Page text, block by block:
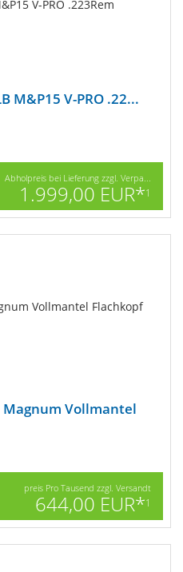
M&P15 V-PRO .22...
Abholpreis bei Lieferung zzgl. Verpa...
1.999,00 EUR*1
Vollmantel
preis Pro Tausend zzgl. Versandt
644,00 EUR*1